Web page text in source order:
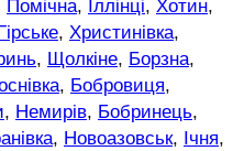
Помічна, Іллінці, Хотин,
Гірське, Христинівка,
, Щолкіне, Борзна,
, Бобровиця,
, Немирів, Бобринець,
, Новоазовськ, Ічня,